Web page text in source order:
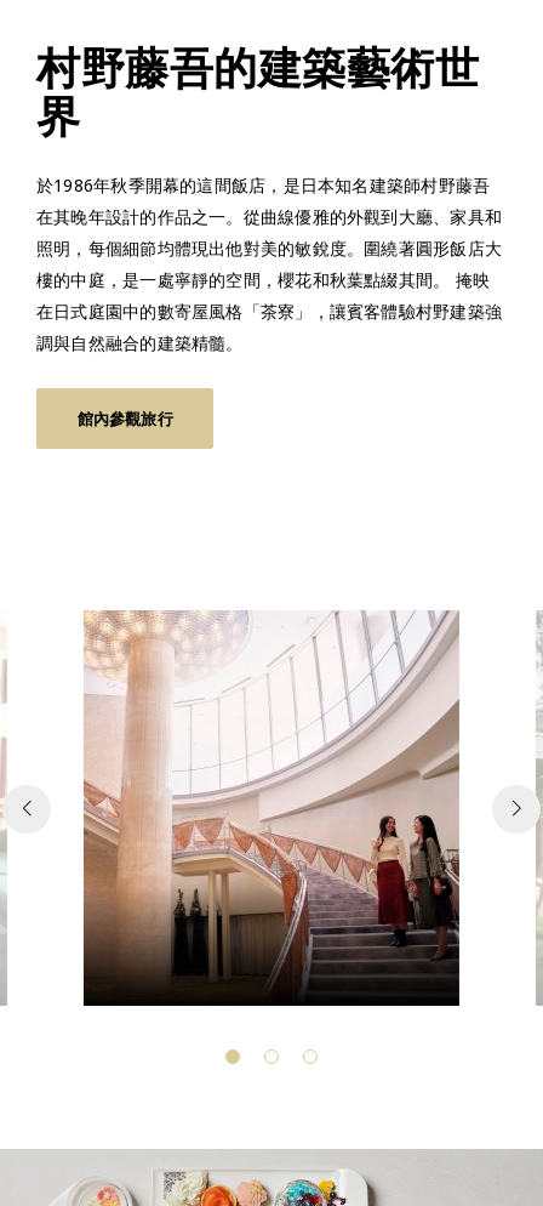
村野藤吾的建築藝術世
界
於1986年秋季開幕的這間飯店，是日本知名建築師村野藤吾
在其晚年設計的作品之一。從曲線優雅的外觀到大廳、家具和
照明，每個細節均體現出他對美的敏銳度。圍繞著圓形飯店大
樓的中庭，是一處寧靜的空間，櫻花和秋葉點綴其間。 掩映
在日式庭園中的數寄屋風格「茶寮」，讓賓客體驗村野建築強
調與自然融合的建築精髓。
館內參觀旅行